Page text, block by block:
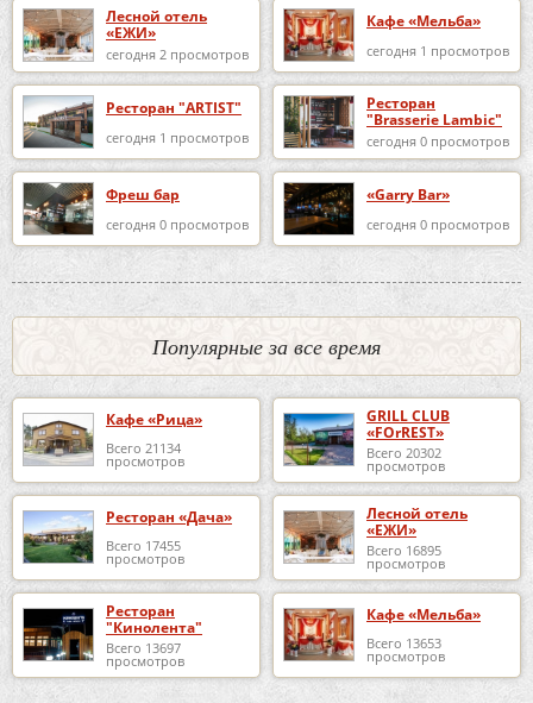
Лесной отель
«ЕЖИ»
сегодня 2 просмотров
Кафе «Мельба»
сегодня 1 просмотров
Ресторан "ARTIST"
сегодня 1 просмотров
Ресторан
"Brasserie Lambic"
сегодня 0 просмотров
Фреш бар
сегодня 0 просмотров
«Garry Bar»
сегодня 0 просмотров
Популярные за все время
Кафе «Рица»
Всего 21134
просмотров
GRILL CLUB
«FOrREST»
Всего 20302
просмотров
Ресторан «Дача»
Всего 17455
просмотров
Лесной отель
«ЕЖИ»
Всего 16895
просмотров
Ресторан
"Кинолента"
Всего 13697
просмотров
Кафе «Мельба»
Всего 13653
просмотров